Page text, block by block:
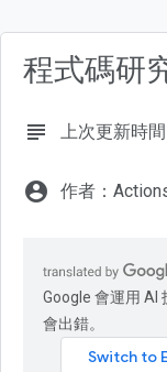
2. 瞭解運作方式
程式碼研
subject 上次更新時
account_circle 作者：
Google 會運用 AI
會出錯。